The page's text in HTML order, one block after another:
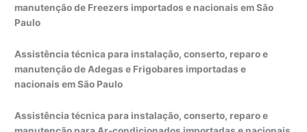
manutenção de Freezers importados e nacionais em São
Paulo
Assistência técnica para instalação, conserto, reparo e
manutenção de Adegas e Frigobares importadas e
nacionais em São Paulo
Assistência técnica para instalação, conserto, reparo e